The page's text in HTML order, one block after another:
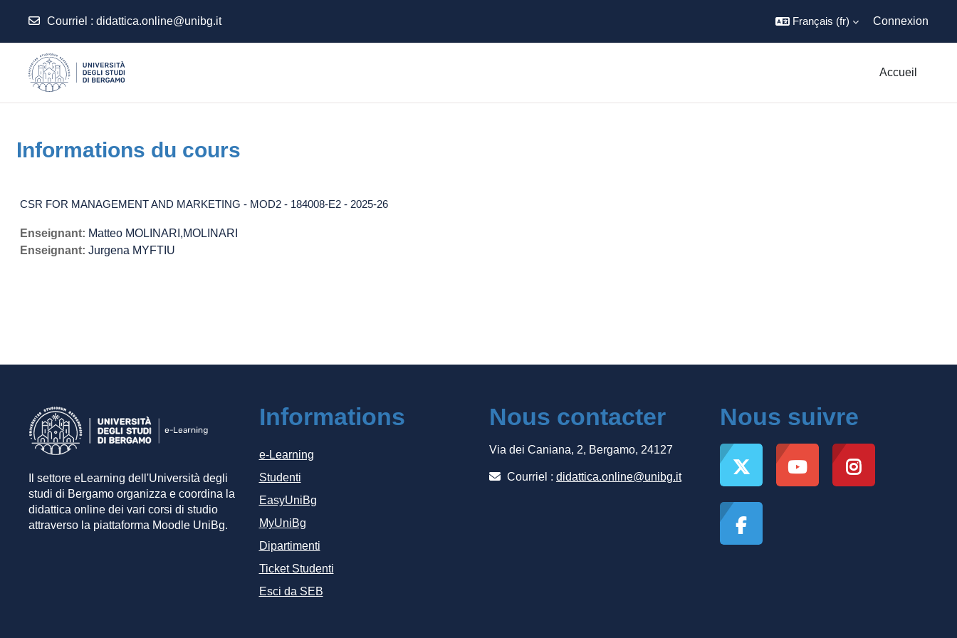
Courriel : didattica.online@unibg.it Français ‎(fr)‎ Connexion
Accueil
Informations du cours
CSR FOR MANAGEMENT AND MARKETING - MOD2 - 184008-E2 - 2025-26
Enseignant: Matteo MOLINARI,MOLINARI
Enseignant: Jurgena MYFTIU
Il settore eLearning dell'Università degli
studi di Bergamo organizza e coordina la
didattica online dei vari corsi di studio
attraverso la piattaforma Moodle UniBg.
Informations
e-Learning
Studenti
EasyUniBg
MyUniBg
Dipartimenti
Ticket Studenti
Esci da SEB
Nous contacter
Via dei Caniana, 2, Bergamo, 24127
Courriel : didattica.online@unibg.it
Nous suivre